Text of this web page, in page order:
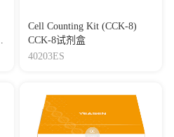
Cell Counting Kit (CCK-8)
CCK-8试剂盒
40203ES